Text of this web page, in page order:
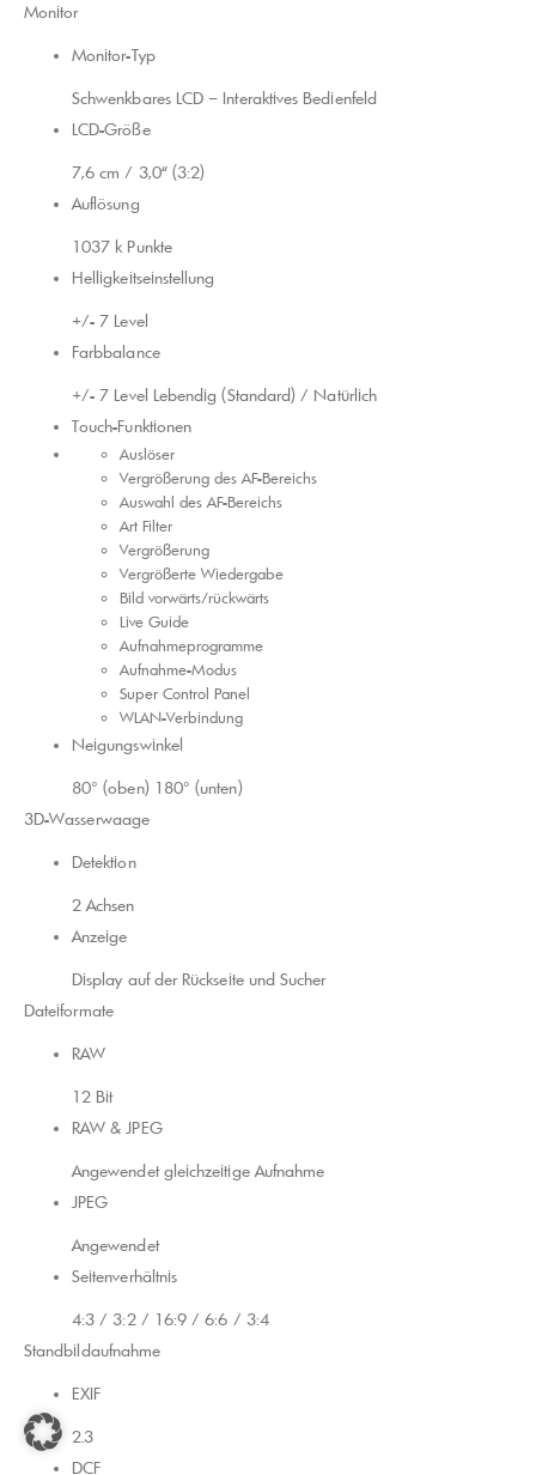
Monitor
Monitor-Typ
Schwenkbares LCD – Interaktives Bedienfeld
LCD-Größe
7,6 cm / 3,0“ (3:2)
Auflösung
1037 k Punkte
Helligkeits​einstellung
+/- 7 Level
Farbbalance
+/- 7 Level Lebendig (Standard) / Natürlich
Touch-Funktionen
Auslöser
Vergrößerung des AF-Bereichs
Auswahl des AF-Bereichs
Art Filter
Vergrößerung
Vergrößerte Wiedergabe
Bild vorwärts/rückwärts
Live Guide
Aufnahmeprogramme
Aufnahme-Modus
Super Control Panel
WLAN-Verbindung
Neigungswinkel
80° (oben) 180° (unten)
3D-Wasserwaage
Detektion
2 Achsen
Anzeige
Display auf der Rückseite und Sucher
Dateiformate
RAW
12 Bit
RAW & JPEG
Angewendet gleichzeitige Aufnahme
JPEG
Angewendet
Seitenverhältnis
4:3 / 3:2 / 16:9 / 6:6 / 3:4
Standbildaufnahme
EXIF
2.3
DCF